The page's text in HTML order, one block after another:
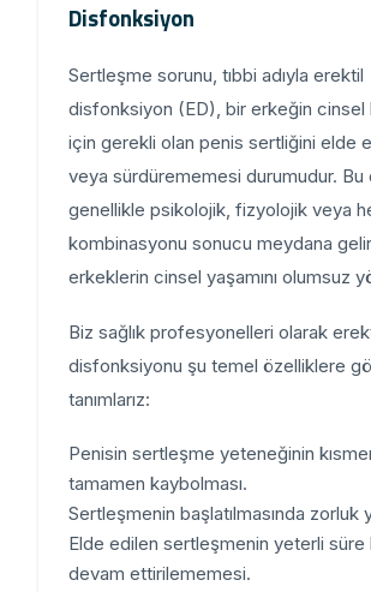
Disfonksiyon
Sertleşme sorunu, tıbbi adıyla erektil
disfonksiyon (ED), bir erkeğin cinsel
için gerekli olan penis sertliğini elde
veya sürdürememesi durumudur. Bu
genellikle psikolojik, fizyolojik veya
kombinasyonu sonucu meydana
erkeklerin cinsel yaşamını olumsuz
Biz sağlık profesyonelleri olarak
disfonksiyonu şu temel özelliklere
tanımlarız:
Penisin sertleşme yeteneğinin
tamamen kaybolması.
Sertleşmenin başlatılmasında zorluk
Elde edilen sertleşmenin yeterli süre
devam ettirilememesi.